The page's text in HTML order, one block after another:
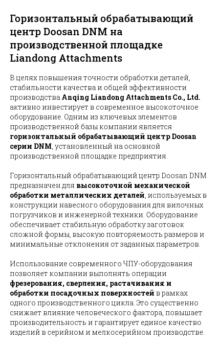
Горизонтальный обрабатывающий
центр Doosan DNM на
производственной площадке
Liandong Attachments
В целях повышения точности обработки деталей,
стабильности качества и общей эффективности
производства Anqing Liandong Attachments Co., Ltd.
активно инвестирует в современное высокоточное
оборудование. Одним из ключевых элементов
производственной базы компании является
горизонтальный обрабатывающий центр Doosan
серии DNM, установленный на основной
производственной площадке предприятия.
Горизонтальный обрабатывающий центр Doosan DNM
предназначен для высокоточной механической
обработки металлических деталей, используемых в
конструкции навесного оборудования для вилочных
погрузчиков и инженерной техники. Оборудование
обеспечивает стабильную обработку заготовок
сложной формы, высокую повторяемость размеров и
минимальные отклонения от заданных параметров.
Использование современного ЧПУ-оборудования
позволяет компании выполнять операции
фрезерования, сверления, растачивания и
обработки посадочных поверхностей в рамках
одного производственного цикла. Это существенно
снижает влияние человеческого фактора, повышает
производительность и гарантирует единое качество
изделий в серийном и мелкосерийном производстве.